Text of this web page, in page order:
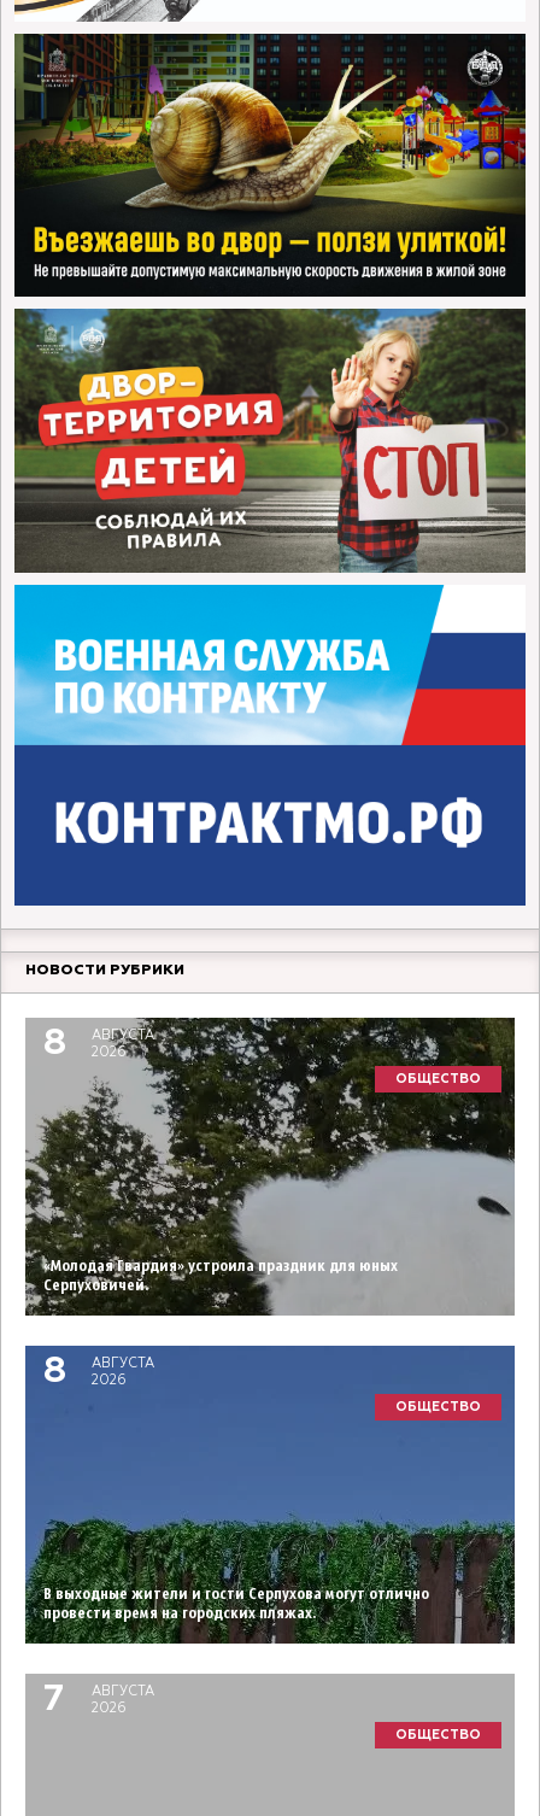
НОВОСТИ РУБРИКИ
8
АВГУСТА
2026
ОБЩЕСТВО
«Молодая Гвардия» устроила праздник для юных
Серпуховичей.
8
АВГУСТА
2026
ОБЩЕСТВО
В выходные жители и гости Серпухова могут отлично
провести время на городских пляжах.
7
АВГУСТА
2026
ОБЩЕСТВО